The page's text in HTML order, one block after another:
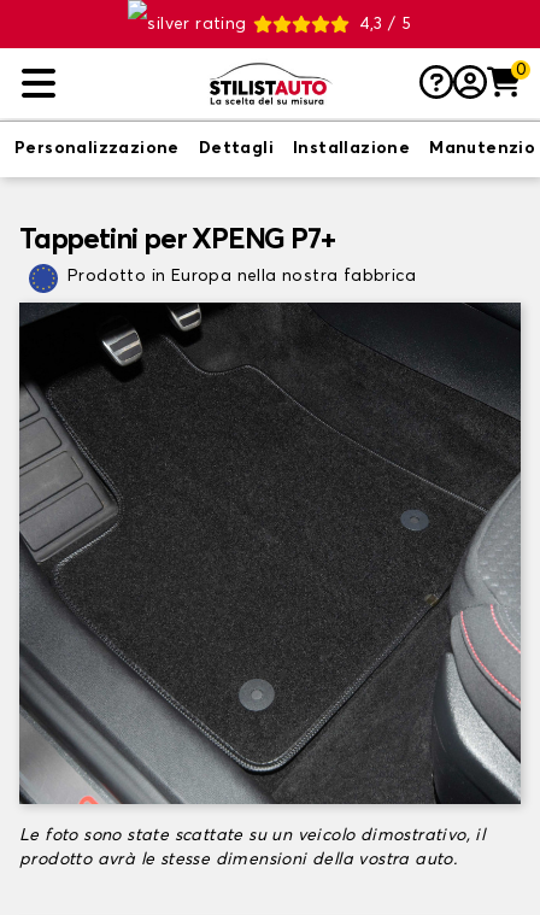
4,3 / 5
0
Personalizzazione Dettagli Installazione
Tappetini per XPENG P7+
Prodotto in Europa nella nostra fabbrica
Le foto sono state scattate su un veicolo dimostrativo, il
prodotto avrà le stesse dimensioni della vostra auto.